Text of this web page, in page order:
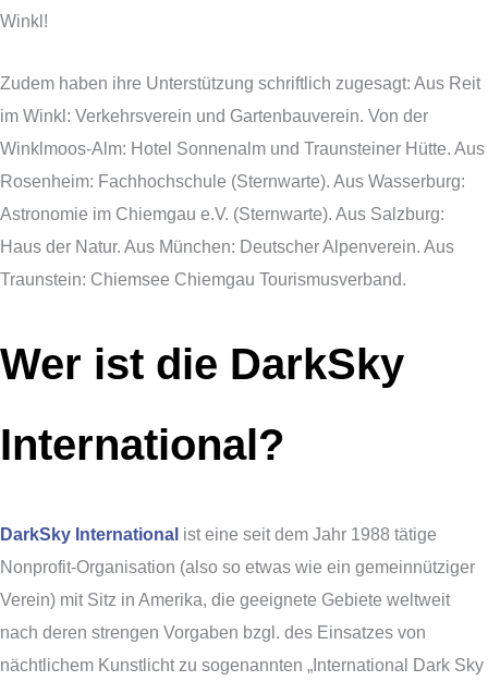
Winkl!
Zudem haben ihre Unterstützung schriftlich zugesagt: Aus Reit
im Winkl: Verkehrsverein und Gartenbauverein. Von der
Winklmoos-Alm: Hotel Sonnenalm und Traunsteiner Hütte. Aus
Rosenheim: Fachhochschule (Sternwarte). Aus Wasserburg:
Astronomie im Chiemgau e.V. (Sternwarte). Aus Salzburg:
Haus der Natur. Aus München: Deutscher Alpenverein. Aus
Traunstein: Chiemsee Chiemgau Tourismusverband.
Wer ist die DarkSky
International?
DarkSky International ist eine seit dem Jahr 1988 tätige
Nonprofit-Organisation (also so etwas wie ein gemeinnütziger
Verein) mit Sitz in Amerika, die geeignete Gebiete weltweit
nach deren strengen Vorgaben bzgl. des Einsatzes von
nächtlichem Kunstlicht zu sogenannten „International Dark Sky